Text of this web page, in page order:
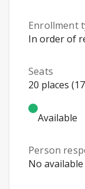
Enrollment
In order of
Seats
20 places
Available
Person
No